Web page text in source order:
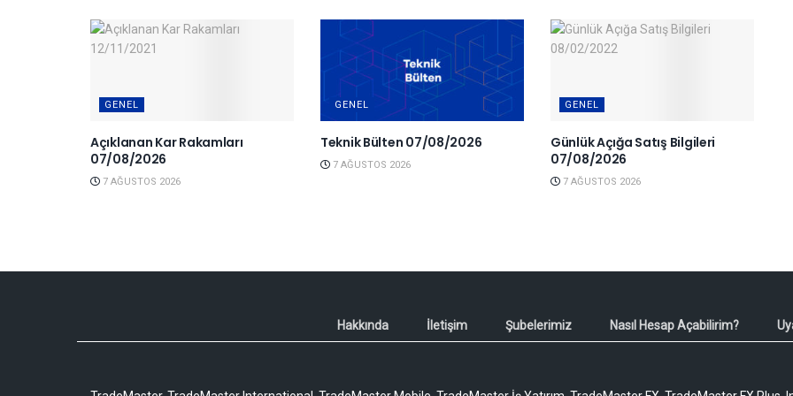
GENEL
Açıklanan Kar Rakamları
07/08/2026
7 AĞUSTOS 2026
GENEL
Teknik Bülten 07/08/2026
7 AĞUSTOS 2026
GENEL
Günlük Açığa Satış Bilgileri
07/08/2026
7 AĞUSTOS 2026
Hakkında İletişim Şubelerimiz Nasıl Hesap Açabilirim?